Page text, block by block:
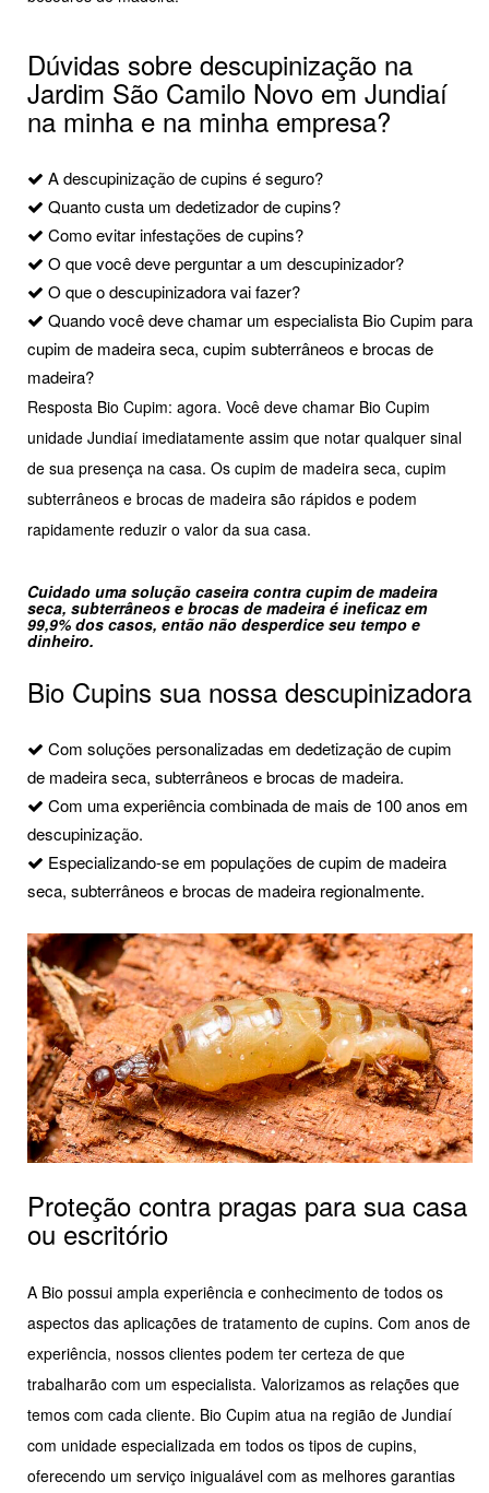
Dúvidas sobre descupinização na
Jardim São Camilo Novo em Jundiaí
na minha e na minha empresa?
A descupinização de cupins é seguro?
Quanto custa um dedetizador de cupins?
Como evitar infestações de cupins?
O que você deve perguntar a um descupinizador?
O que o descupinizadora vai fazer?
Quando você deve chamar um especialista Bio Cupim para
cupim de madeira seca, cupim subterrâneos e brocas de
madeira?
Resposta Bio Cupim: agora. Você deve chamar Bio Cupim
unidade Jundiaí imediatamente assim que notar qualquer sinal
de sua presença na casa. Os cupim de madeira seca, cupim
subterrâneos e brocas de madeira são rápidos e podem
rapidamente reduzir o valor da sua casa.
Cuidado uma solução caseira contra cupim de madeira
seca, subterrâneos e brocas de madeira é ineficaz em
99,9% dos casos, então não desperdice seu tempo e
dinheiro.
Bio Cupins sua nossa descupinizadora
Com soluções personalizadas em dedetização de cupim
de madeira seca, subterrâneos e brocas de madeira.
Com uma experiência combinada de mais de 100 anos em
descupinização.
Especializando-se em populações de cupim de madeira
seca, subterrâneos e brocas de madeira regionalmente.
Proteção contra pragas para sua casa
ou escritório
A Bio possui ampla experiência e conhecimento de todos os
aspectos das aplicações de tratamento de cupins. Com anos de
experiência, nossos clientes podem ter certeza de que
trabalharão com um especialista. Valorizamos as relações que
temos com cada cliente. Bio Cupim atua na região de Jundiaí
com unidade especializada em todos os tipos de cupins,
oferecendo um serviço inigualável com as melhores garantias